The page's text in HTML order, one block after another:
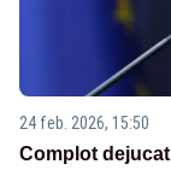
24 feb. 2026, 15:50
Complot